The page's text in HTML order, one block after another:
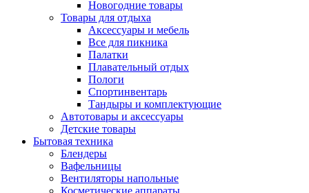
Новогодние товары
Товары для отдыха
Аксессуары и мебель
Все для пикника
Палатки
Плавательный отдых
Пологи
Спортинвентарь
Тандыры и комплектующие
Автотовары и аксессуары
Детские товары
Бытовая техника
Блендеры
Вафельницы
Вентиляторы напольные
Косметические аппараты